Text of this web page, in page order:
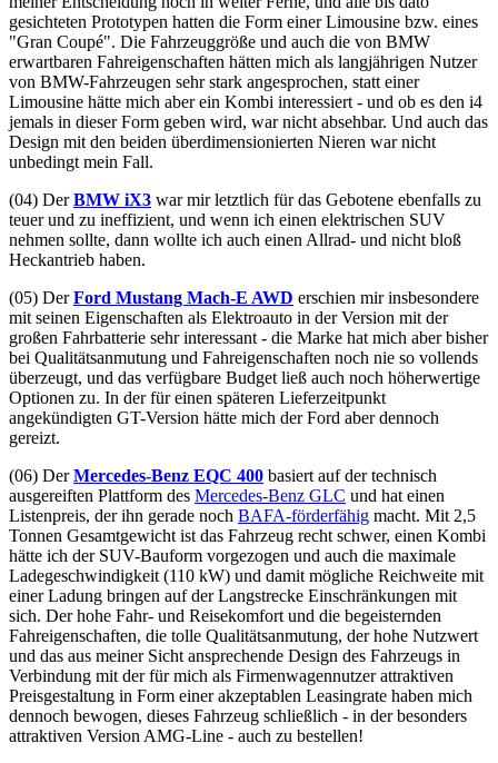
gesichteten Prototypen hatten die Form einer Limousine bzw. eines
"Gran Coupé". Die Fahrzeuggröße und auch die von BMW
erwartbaren Fahreigenschaften hätten mich als langjährigen Nutzer
von BMW-Fahrzeugen sehr stark angesprochen, statt einer
Limousine hätte mich aber ein Kombi interessiert - und ob es den i4
jemals in dieser Form geben wird, war nicht absehbar. Und auch das
Design mit den beiden überdimensionierten Nieren war nicht
unbedingt mein Fall.
(04) DerBMW iX3 war mir letztlich für das Gebotene ebenfalls zu
teuer und zu ineffizient, und wenn ich einen elektrischen SUV
nehmen sollte, dann wollte ich auch einen Allrad- und nicht bloß
Heckantrieb haben.
(05) DerFord Mustang Mach-E AWD erschien mir insbesondere
mit seinen Eigenschaften als Elektroauto in der Version mit der
großen Fahrbatterie sehr interessant - die Marke hat mich aber bisher
bei Qualitätsanmutung und Fahreigenschaften noch nie so vollends
überzeugt, und das verfügbare Budget ließ auch noch höherwertige
Optionen zu. In der für einen späteren Lieferzeitpunkt
angekündigten GT-Version hätte mich der Ford aber dennoch
gereizt.
(06) DerMercedes-Benz EQC 400 basiert auf der technisch
ausgereiften Plattform des Mercedes-Benz GLC und hat einen
Listenpreis, der ihn gerade noch BAFA-förderfähig macht. Mit 2,5
Tonnen Gesamtgewicht ist das Fahrzeug recht schwer, einen Kombi
hätte ich der SUV-Bauform vorgezogen und auch die maximale
Ladegeschwindigkeit (110 kW) und damit mögliche Reichweite mit
einer Ladung bringen auf der Langstrecke Einschränkungen mit
sich. Der hohe Fahr- und Reisekomfort und die begeisternden
Fahreigenschaften, die tolle Qualitätsanmutung, der hohe Nutzwert
und das aus meiner Sicht ansprechende Design des Fahrzeugs in
Verbindung mit der für mich als Firmenwagennutzer attraktiven
Preisgestaltung in Form einer akzeptablen Leasingrate haben mich
dennoch bewogen, dieses Fahrzeug schließlich - in der besonders
attraktiven Version AMG-Line - auch zu bestellen!